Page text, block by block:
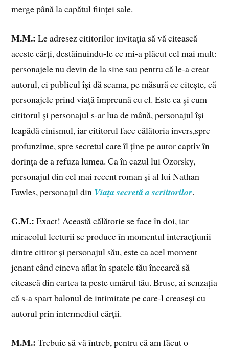
merge până la capătul ființei sale.
M.M.: Le adresez cititorilor invitația să vă citească
aceste cărți, destăinuindu-le ce mi-a plăcut cel mai mult:
personajele nu devin de la sine sau pentru că le-a creat
autorul, ci publicul își dă seama, pe măsură ce citește, că
personajele prind viață împreună cu el. Este ca și cum
cititorul și personajul s-ar lua de mână, personajul își
leapădă cinismul, iar cititorul face călătoria invers,spre
profunzime, spre secretul care îl ține pe autor captiv în
dorința de a refuza lumea. Ca în cazul lui Ozorsky,
personajul din cel mai recent roman și al lui Nathan
Fawles, personajul din Viața secretă a scriitorilor.
G.M.: Exact! Această călătorie se face în doi, iar
miracolul lecturii se produce în momentul interacțiunii
dintre cititor și personajul său, este ca acel moment
jenant când cineva aflat în spatele tău încearcă să
citească din cartea ta peste umărul tău. Brusc, ai senzația
că s-a spart balonul de intimitate pe care-l creaseși cu
autorul prin intermediul cărții.
M.M.: Trebuie să vă întreb, pentru că am făcut o